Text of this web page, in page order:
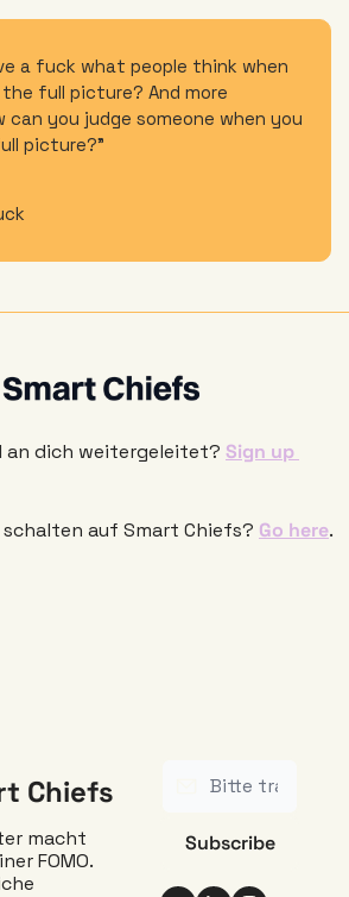
a fuck what people think when
full picture? And more
you judge someone when you
picture?"
an dich weitergeleitet? Sign up
auf Smart Chiefs? Go here
Chiefs
macht
FOMO.
Subscribe